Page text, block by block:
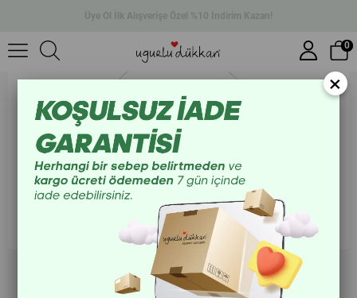
Üye Ol İlk Alışverişe Özel %10 İndirim Kazan!
0
×